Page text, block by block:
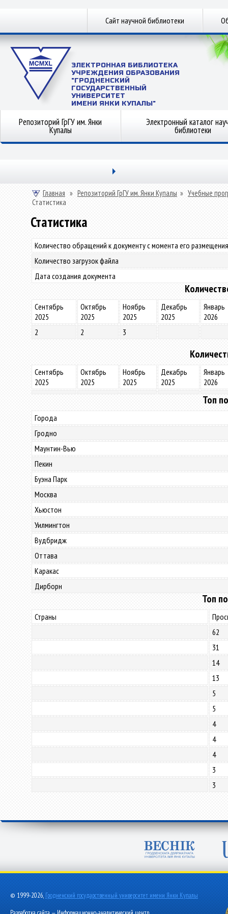
Сайт научной библиотеки
ЭЛЕКТРОННАЯ БИБЛИОТЕКА
УЧРЕЖДЕНИЯ ОБРАЗОВАНИЯ
"ГРОДНЕНСКИЙ
ГОСУДАРСТВЕННЫЙ
УНИВЕРСИТЕТ
ИМЕНИ ЯНКИ КУПАЛЫ"
Репозиторий ГрГУ им. Янки
Купалы
Электронный каталог
библиотеки
Главная » Репозиторий ГрГУ им. Янки Купалы » Учебные
Статистика
Статистика
Количество обращений к документу с момента его
Количество загрузок файла
Дата создания документа
Сентябрь
2025
Октябрь
2025
Ноябрь
2025
Декабрь
2025
Январь
2026
2
2 3
Сентябрь
2025
Октябрь
2025
Ноябрь
2025
Декабрь
2025
Январь
2026
Топ
Города
Гродно
Маунтин-Вью
Пекин
Буэна Парк
Москва
Хьюстон
Уилмингтон
Вудбридж
Оттава
Каракас
Дирборн
Топ
Страны
62
31
14
13
5
5
4
4
4
3
3
© 1999-2026, Гродненский государственный университет имени Янки Купалы